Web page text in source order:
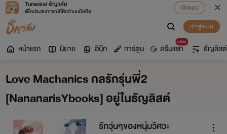
Tunwalai ธัญวลัย
เพื่อประสบการณ์ที่ดีกว่าบนมือถือ
เปิดแอป
เข้าสู่ระบบ
หน้าแรก นิยาย อีบุ๊ก การ์ตูน
มาใหม่
ดรีมแชท ธัญลิสต์
Love Machanics กลรักรุ่นพี่2
[NananarisYbooks] อยู่ในธัญลิสต์
รักวุ่นๆของหนุ่มวิศวะ